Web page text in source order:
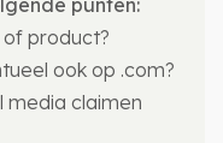
punten:
of product?
ook op .com?
media claimen